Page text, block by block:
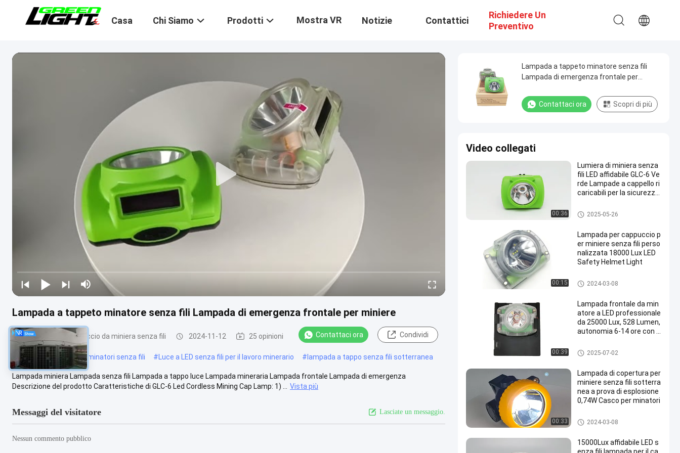
Casa Chi Siamo Prodotti Mostra VR Notizie Contattici
Richiedere Un
Preventivo
Lampada a tappeto minatore senza fili Lampada di emergenza frontale per miniere
Lampada per cappuccio da miniera senza fili 2024-11-12 25 opinioni Contattaci ora Condividi
Luce di copertura per minatori senza fili #Luce a LED senza fili per il lavoro minerario #lampada a tappo senza fili sotterranea
Lampada miniera Lampada senza fili Lampada a tappo luce Lampada mineraria Lampada frontale Lampada di emergenza
Descrizione del prodotto Caratteristiche di GLC-6 Led Cordless Mining Cap Lamp: 1) ...
Vista più
Messaggi del visitatore Lasciate un messaggio.
Nessun commento pubblico
Lampada a tappeto minatore senza fili
Lampada di emergenza frontale per
Contattaci ora Scopri di più
Video collegati
00:36
Lumiera di miniera senza
fili LED affidabile GLC-6 Ve
rde Lampade a cappello ri
caricabili per la sicurezza
Lampade ricaricabili per copert
ure minerarie
2025-05-26
00:15
Lampada per cappuccio p
er miniere senza fili perso
nalizzata 18000 Lux LED
Safety Helmet Light
Lampada per cappuccio da mi
niera senza fili
2024-03-08
00:39
Lampada frontale da min
atore a LED professionale
da 25000 Lux, 528 Lumen,
autonomia 6-14 ore con b
Lampada per cappuccio da mi
niera senza fili
2025-07-02
00:33
Lampada di copertura per
miniere senza fili sotterra
nea a prova di esplosione
0,74W Casco per minatori
Lampada per cappuccio da mi
niera senza fili
2024-03-08
15000Lux affidabile LED s